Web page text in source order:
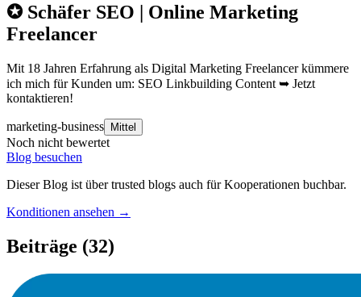
✪ Schäfer SEO | Online Marketing
Freelancer
Mit 18 Jahren Erfahrung als Digital Marketing Freelancer kümmere
ich mich für Kunden um: SEO Linkbuilding Content ➥ Jetzt
kontaktieren!
marketing-business Mittel
Noch nicht bewertet
Blog besuchen
Dieser Blog ist über trusted blogs auch für Kooperationen buchbar.
Konditionen ansehen →
Beiträge (32)